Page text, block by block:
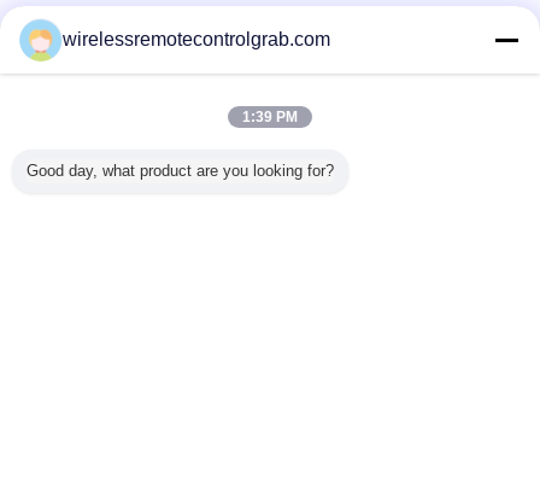
Trust Seal
Verified Suplier
Semua produk
wirelessremotecontrolgrab.com
1:39 PM
Good day, what product are you looking for?